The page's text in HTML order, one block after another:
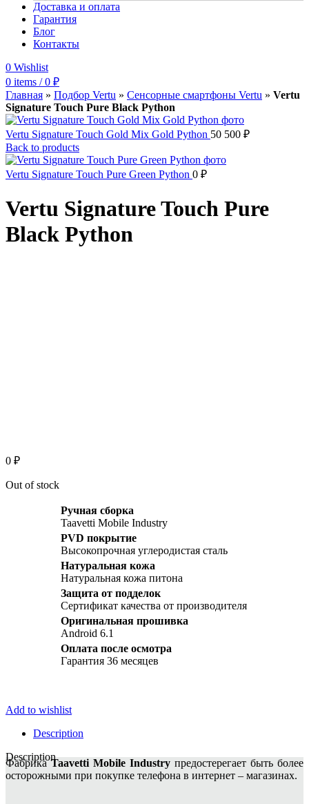
Доставка и оплата
Гарантия
Блог
Контакты
0 Wishlist
0 items / 0 ₽
Главная » Подбор Vertu » Сенсорные смартфоны Vertu » Vertu
Signature Touch Pure Black Python
Vertu Signature Touch Gold Mix Gold Python 50 500 ₽
Back to products
Vertu Signature Touch Pure Green Python 0 ₽
Vertu Signature Touch Pure
Black Python
0 ₽
Out of stock
Ручная сборка
Taavetti Mobile Industry
PVD покрытие
Высокопрочная углеродистая сталь
Натуральная кожа
Натуральная кожа питона
Защита от подделок
Сертификат качества от производителя
Оригинальная прошивка
Android 6.1
Оплата после осмотра
Гарантия 36 месяцев
Add to wishlist
Description
Description
ФабрикаTaavetti Mobile Industry предостерегает быть более
осторожными при покупке телефона в интернет – магазинах.